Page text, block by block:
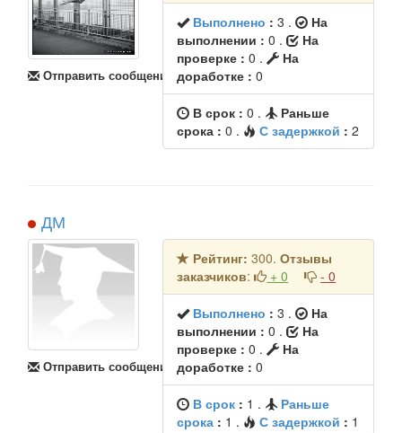
Отправить сообщение
Выполнено :3 .
На
выполнении :0 .
На
проверке :0 .
На
доработке :0
В срок :0 .
Раньше
срока :0 . С задержкой :2
ДМ
Отправить сообщение
Рейтинг:300.Отзывы
заказчиков: + 0 - 0
Выполнено :3 .
На
выполнении :0 .
На
проверке :0 .
На
доработке :0
В срок : 1 .
Раньше
срока : 1 . С задержкой : 1